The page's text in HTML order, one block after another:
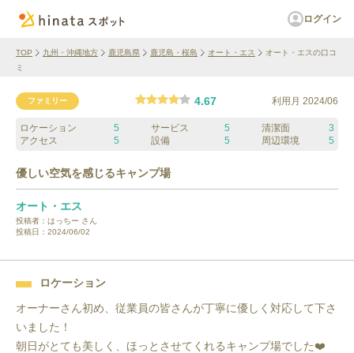
ログイン
TOP 九州・沖縄地方 鹿児島県 鹿児島・桜島 オート・エス
オート・エスの口コ
ミ
ファミリー 4.67 利用月 2024/06
ロケーション 5 サービス 5 清潔面
3
アクセス
5 設備 5 周辺環境 5
優しい空気を感じるキャンプ場
オート・エス
投稿者： はっちー さん
投稿日： 2024/06/02
ロケーション
オーナーさん初め、従業員の皆さんが丁寧に優しく対応して下さ
いました！
朝日がとても美しく、ほっとさせてくれるキャンプ場でした❤️